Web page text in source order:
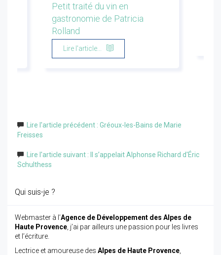
Petit traité du vin en
gastronomie de Patricia
Rolland
Lire l'article...
Lire l'article précédent : Gréoux-les-Bains de Marie
Freisses
Lire l'article suivant : Il s’appelait Alphonse Richard d'Éric
Schulthess
Qui suis-je ?
Webmaster à l’Agence de Développement des Alpes de
Haute Provence , j’ai par ailleurs une passion pour les livres
et l’écriture.
Lectrice et amoureuse des Alpes de Haute Provence